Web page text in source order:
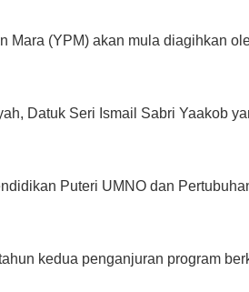
Mara (YPM) akan mula diagihkan
Datuk Seri Ismail Sabri Yaakob
Puteri UMNO dan
kedua penganjuran program